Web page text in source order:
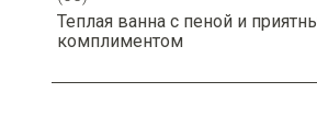
Теплая ванна с пеной и
комплиментом